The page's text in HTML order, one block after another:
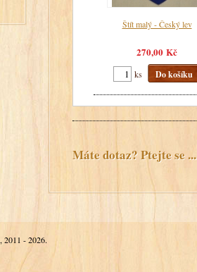
Štít malý - Český lev
270,00 Kč
ks Do košíku
Máte dotaz? Ptejte se ...
, 2011 - 2026.